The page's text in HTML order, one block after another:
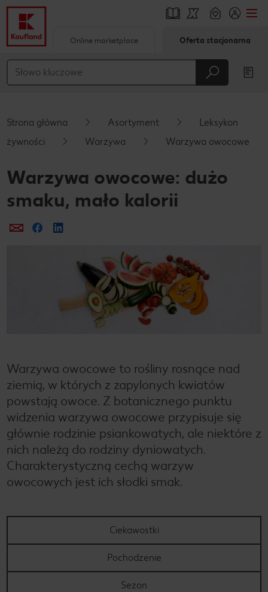
Główna treść
Pływający pasek boczny
Online marketplace Oferta stacjonarna
Strona główna Asortyment
Leksykon
żywności
Warzywa Warzywa owocowe
Warzywa owocowe: dużo
smaku, mało kalorii
Prześlij e-mailem
Udostępnij na Facebooku
Warzywa owocowe to rośliny rosnące nad
ziemią, w których z zapylonych kwiatów
powstają owoce. Z botanicznego punktu
widzenia warzywa owocowe przypisuje się
głównie rodzinie psiankowatych, ale niektóre z
nich należą do rodziny dyniowatych.
Charakterystyczną cechą warzyw
owocowych jest ich słodki smak.
Ciekawostki
Pochodzenie
Sezon